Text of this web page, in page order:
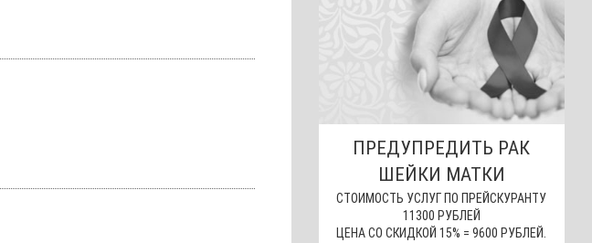
ПРЕДУПРЕДИТЬ РАК
ШЕЙКИ МАТКИ
СТОИМОСТЬ УСЛУГ ПО ПРЕЙСКУРАНТУ
11300 РУБЛЕЙ
ЦЕНА СО СКИДКОЙ 15% = 9600 РУБЛЕЙ.